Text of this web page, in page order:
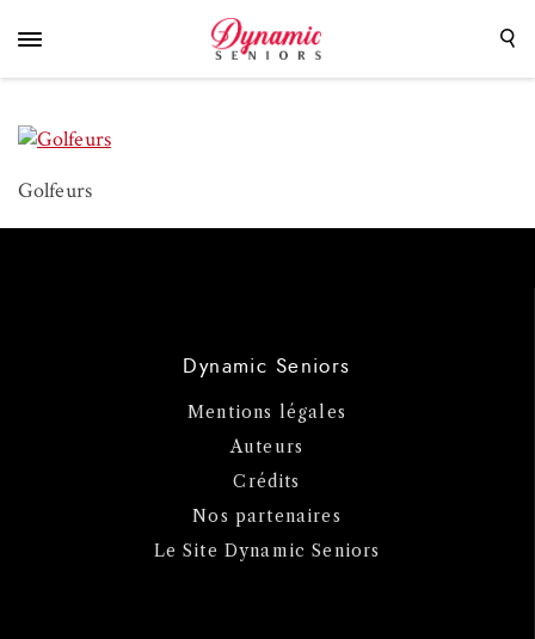
Golfeurs
Dynamic Seniors
Mentions légales
Auteurs
Crédits
Nos partenaires
Le Site Dynamic Seniors